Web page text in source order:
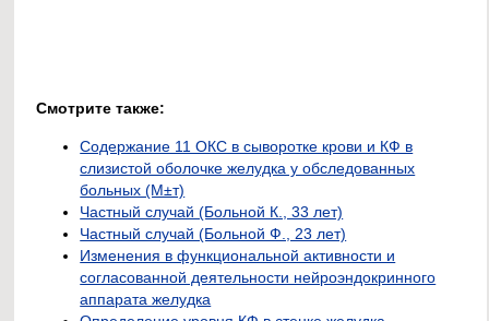
Смотрите также:
Содержание 11 ОКС в сыворотке крови и КФ в
слизистой оболочке желудка у обследованных
больных (М±т)
Частный случай (Больной К., 33 лет)
Частный случай (Больной Ф., 23 лет)
Изменения в функциональной активности и
согласованной деятельности нейроэндокринного
аппарата желудка